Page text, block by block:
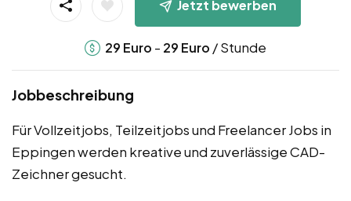
Jetzt bewerben
29 Euro - 29 Euro / Stunde
Jobbeschreibung
Für Vollzeitjobs, Teilzeitjobs und Freelancer Jobs in
Eppingen werden kreative und zuverlässige CAD-
Zeichner gesucht.